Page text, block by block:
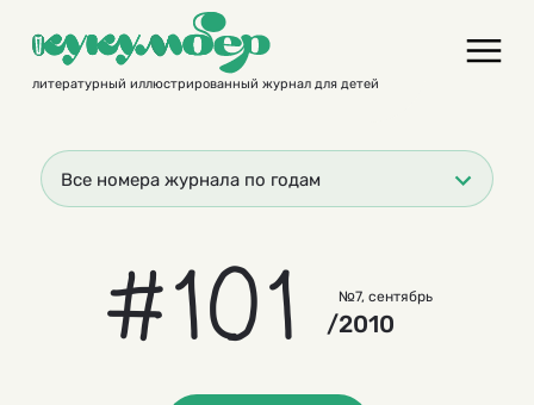
contentлитературный иллюстрированный журнал для детей
Все номера журнала по годам
#101 №7, сентябрь
/2010